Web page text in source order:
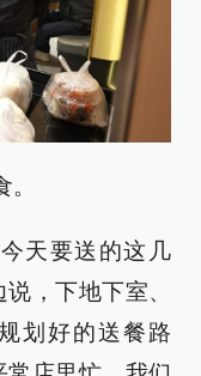
天要送的这几
，下地下室、
划好的送餐路